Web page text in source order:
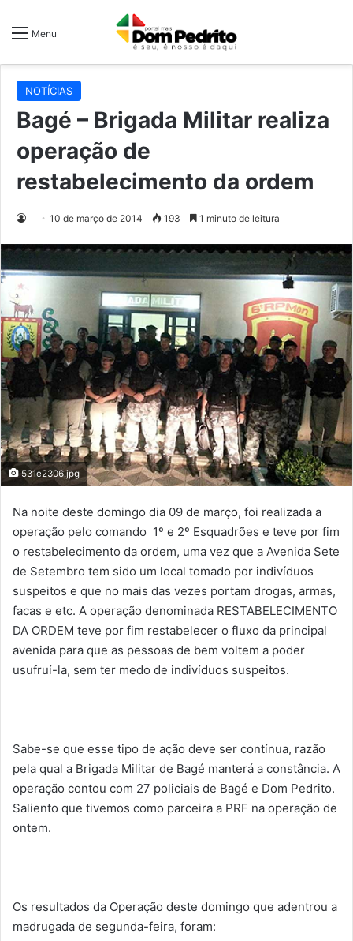
Menu
NOTÍCIAS
Bagé – Brigada Militar realiza
operação de
restabelecimento da ordem
10 de março de 2014 193 1 minuto de leitura
531e2306.jpg
Na noite deste domingo dia 09 de março, foi realizada a
operação pelo comando 1º e 2º Esquadrões e teve por fim
o restabelecimento da ordem, uma vez que a Avenida Sete
de Setembro tem sido um local tomado por indivíduos
suspeitos e que no mais das vezes portam drogas, armas,
facas e etc. A operação denominada RESTABELECIMENTO
DA ORDEM teve por fim restabelecer o fluxo da principal
avenida para que as pessoas de bem voltem a poder
usufruí-la, sem ter medo de indivíduos suspeitos.
Sabe-se que esse tipo de ação deve ser contínua, razão
pela qual a Brigada Militar de Bagé manterá a constância. A
operação contou com 27 policiais de Bagé e Dom Pedrito.
Saliento que tivemos como parceira a PRF na operação de
ontem.
Os resultados da Operação deste domingo que adentrou a
madrugada de segunda-feira, foram: